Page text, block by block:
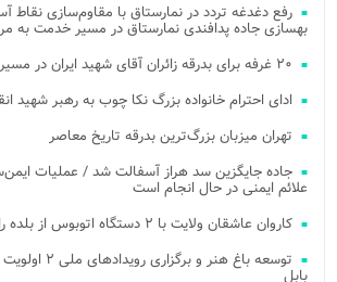
رفع دغدغه تردد در نمارستاق با مقاوم‌سازی نقاط
بهسازی جاده پدافندی نمارستاق در مسیر خدمت به
۲۰ غرفه برای بدرقه زائران آقای شهید ایران در مسیر طریق الرضا برپا شد
ادای احترام خانواده بزرگ نکا چوب به رهبر شهید
تهران میزبان بزرگ‌ترین بدرقه تاریخ معاصر
جاده جایگزین سد هراز آسفالت شد / عملیات
علائم ایمنی در حال انجام است
کاروان عاشقان ولایت با ۲ دستگاه اتوبوس از بلده راهی تهران شد
توسعه باغ هنر و
بابل